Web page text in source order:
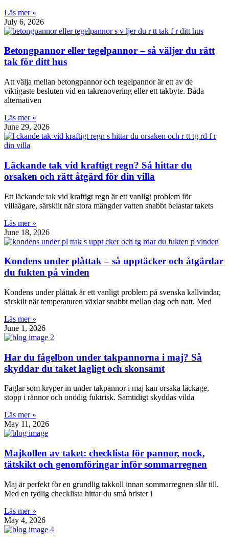
Läs mer »
July 6, 2026
Betongpannor eller tegelpannor – så väljer du rätt
tak för ditt hus
Att välja mellan betongpannor och tegelpannor är ett av de
viktigaste besluten vid en takrenovering eller ett takbyte. Båda
alternativen
Läs mer »
June 29, 2026
Läckande tak vid kraftigt regn? Så hittar du
orsaken och rätt åtgärd för din villa
Ett läckande tak vid kraftigt regn är ett vanligt problem för
villaägare, särskilt när stora mängder vatten snabbt belastar takets
Läs mer »
June 18, 2026
Kondens under plåttak – så upptäcker och åtgärdar
du fukten på vinden
Kondens under plåttak är ett vanligt problem på svenska kallvindar,
särskilt när temperaturen växlar snabbt mellan dag och natt. Med
Läs mer »
June 1, 2026
Har du fågelbon under takpannorna i maj? Så
skyddar du taket lagligt och skonsamt
Fåglar som kryper in under takpannor i maj kan orsaka läckage,
stopp i rännor och onödig fuktrisk. Samtidigt skyddas vilda
Läs mer »
May 11, 2026
Majkollen av taket: checklista för pannor, nock,
tätskikt och genomföringar inför sommarregnen
Maj är perfekt för en grundlig takkoll innan sommarregnen slår till.
Med en tydlig checklista hittar du små brister i
Läs mer »
May 4, 2026